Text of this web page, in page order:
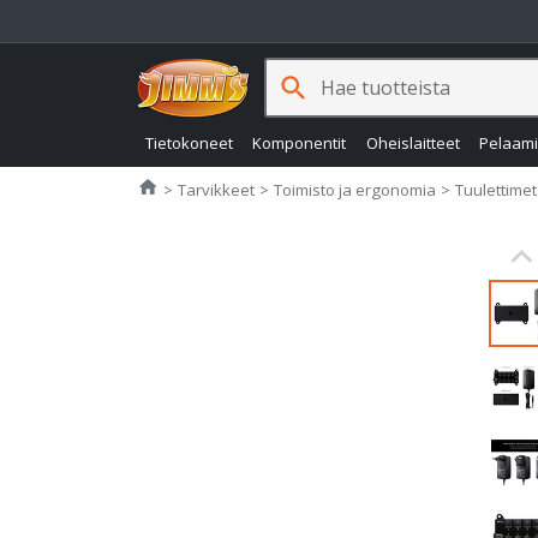
Tietokoneet Komponentit Oheislaitteet
search
home Jimms.fi
Tarvikkeet Toimisto ja ergonomia Tuulettimet